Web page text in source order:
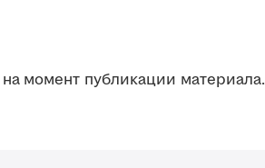
момент публикации материала.